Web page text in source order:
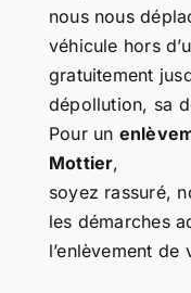
nous nous
véhicule hors
gratuitement
dépollution, sa
Pour un
Mottier,
soyez rassuré,
les démarches
l’enlèvement